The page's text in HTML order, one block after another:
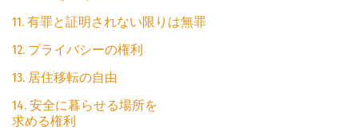
11. 有罪と証明されない限りは無罪
12. プライバシーの権利
13. 居住移転の自由
14. 安全に暮らせる場所を
求める権利